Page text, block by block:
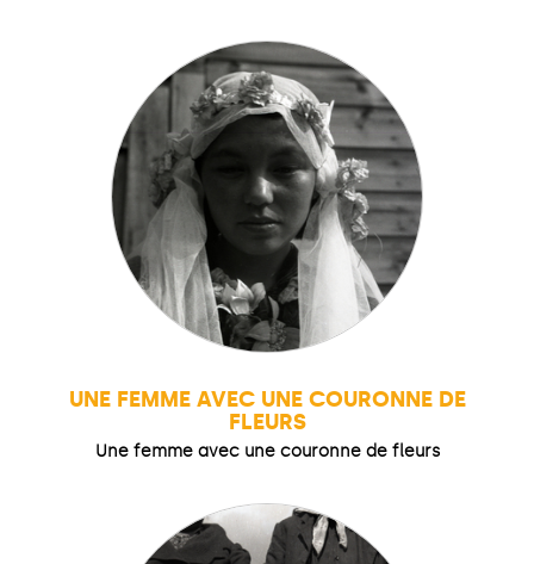
UNE FEMME AVEC UNE COURONNE DE
FLEURS
Une femme avec une couronne de fleurs